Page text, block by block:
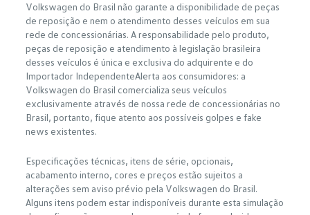
Volkswagen do Brasil não garante a disponibilidade de peças
de reposição e nem o atendimento desses veículos em sua
rede de concessionárias. A responsabilidade pelo produto,
peças de reposição e atendimento à legislação brasileira
desses veículos é única e exclusiva do adquirente e do
Importador IndependenteAlerta aos consumidores: a
Volkswagen do Brasil comercializa seus veículos
exclusivamente através de nossa rede de concessionárias no
Brasil, portanto, fique atento aos possíveis golpes e fake
news existentes.
Especificações técnicas, itens de série, opcionais,
acabamento interno, cores e preços estão sujeitos a
alterações sem aviso prévio pela Volkswagen do Brasil.
Alguns itens podem estar indisponíveis durante esta simulação